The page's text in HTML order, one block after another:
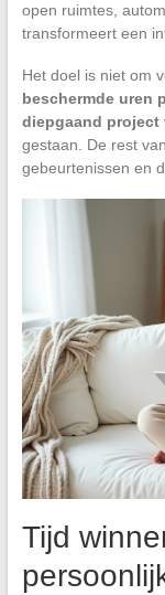
open ruimtes,
transformeert een
Het doel is niet om
beschermde uren
diepgaand project
gestaan. De rest
gebeurtenissen en
Tijd